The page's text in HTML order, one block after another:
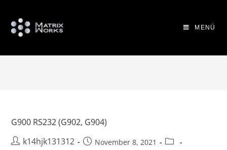
MENÜ
G900 RS232 (G902, G904)
k14hjk131312
November 8, 2021